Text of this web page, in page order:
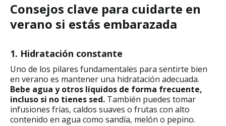
Consejos clave para cuidarte en
verano si estás embarazada
1. Hidratación constante
Uno de los pilares fundamentales para sentirte bien
en verano es mantener una hidratación adecuada.
Bebe agua y otros líquidos de forma frecuente,
incluso si no tienes sed. También puedes tomar
infusiones frías, caldos suaves o frutas con alto
contenido en agua como sandía, melón o pepino.